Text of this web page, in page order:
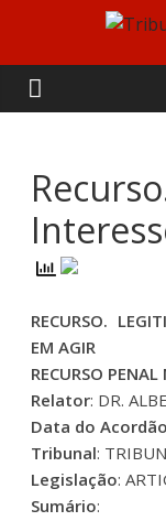
content
da
de
RECURSO.
EM AGIR
RECURSO PENAL
Relator: DR.
Data do
Tribunal:
Legislação:
Sumário: